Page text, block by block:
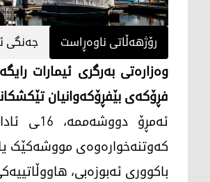
رۆژهەڵاتی ناوەڕاست جەنگی
وەزارەتی بەرگری ئیمارات
فڕۆکەی بێفڕۆکەوانیان
کەوتنەخوارەوەی مووشەکێک
باکووری ئەبوزەبی،